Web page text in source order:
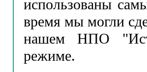
использованы
время мы могли
нашем НПО
режиме.